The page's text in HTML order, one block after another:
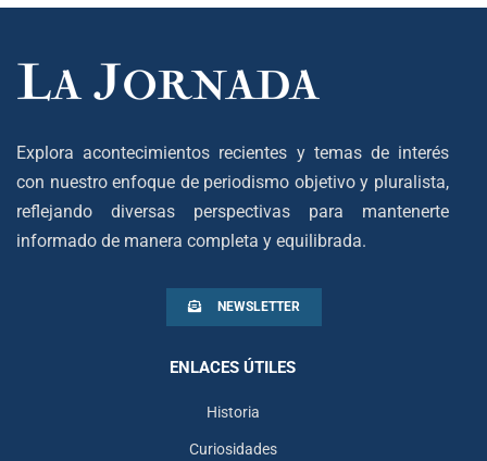
Explora acontecimientos recientes y temas de interés
con nuestro enfoque de periodismo objetivo y pluralista,
reflejando diversas perspectivas para mantenerte
informado de manera completa y equilibrada.
NEWSLETTER
ENLACES ÚTILES
Historia
Curiosidades